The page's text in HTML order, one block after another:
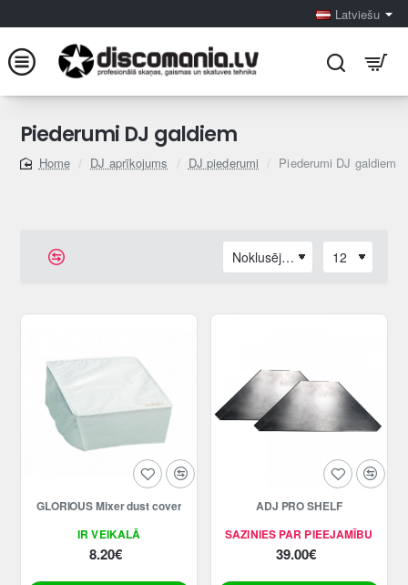
Latviešu
Piederumi DJ galdiem
home
DJ aprīkojums DJ piederumi Piederumi DJ galdiem
IR VEIKALĀ
GLORIOUS Mixer dust cover
8.20€
SAZINIES PAR PIEEJAMĪBU
ADJ PRO SHELF
39.00€